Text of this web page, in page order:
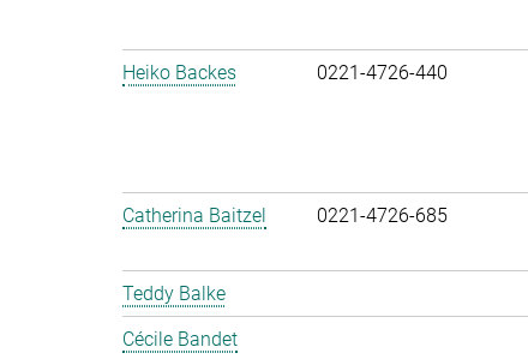
Heiko Backes
0221-4726-440
Catherina Baitzel
0221-4726-685
Teddy Balke
Cécile Bandet